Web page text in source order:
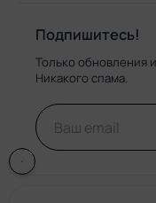
Подпишитесь!
Только обновления
Никакого спама.